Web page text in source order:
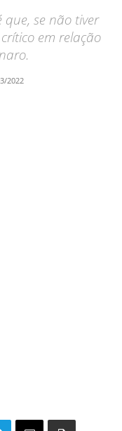
se não tiver
em relação
2022